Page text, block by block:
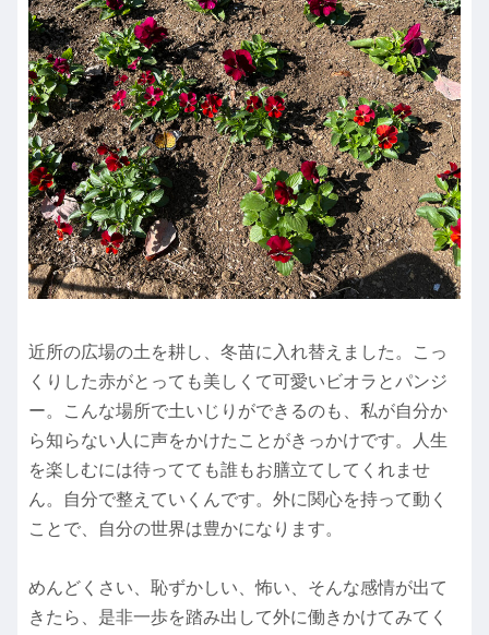
近所の広場の土を耕し、冬苗に入れ替えました。こっ
くりした赤がとっても美しくて可愛いビオラとパンジ
ー。こんな場所で土いじりができるのも、私が自分か
ら知らない人に声をかけたことがきっかけです。人生
を楽しむには待ってても誰もお膳立てしてくれませ
ん。自分で整えていくんです。外に関心を持って動く
ことで、自分の世界は豊かになります。
めんどくさい、恥ずかしい、怖い、そんな感情が出て
きたら、是非一歩を踏み出して外に働きかけてみてく